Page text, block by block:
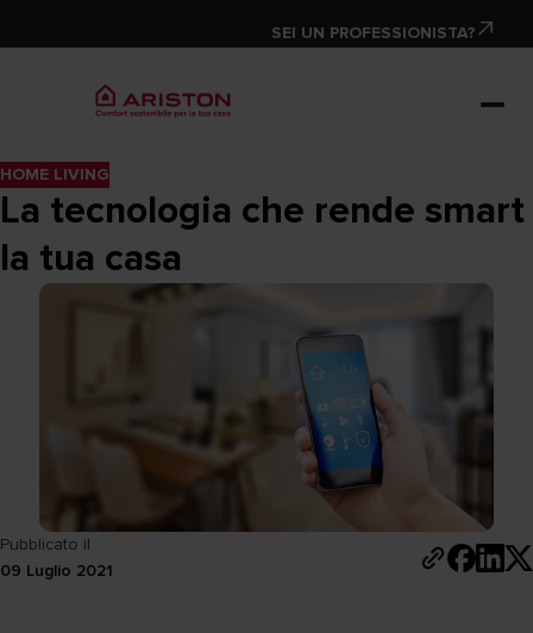
SEI UN PROFESSIONISTA?
HOME LIVING
La tecnologia che rende smart
la tua casa
Pubblicato il
09 Luglio 2021